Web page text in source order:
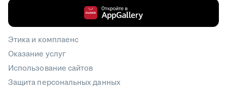
Этика и комплаенс
Оказание услуг
Использование сайтов
Защита персональных данных